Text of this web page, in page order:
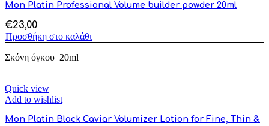
Mon Platin Professional Volume builder powder 20ml
€23,00
Προσθήκη στο καλάθι
Σκόνη όγκου 20ml
Quick view
Add to wishlist
Mon Platin Black Caviar Volumizer Lotion for Fine, Thin &